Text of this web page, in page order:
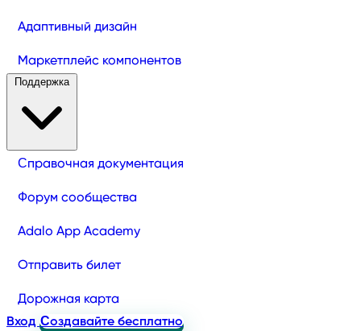
Адаптивный дизайн
Маркетплейс компонентов
Поддержка
Справочная документация
Форум сообщества
Adalo App Academy
Отправить билет
Дорожная карта
Вход Создавайте бесплатно